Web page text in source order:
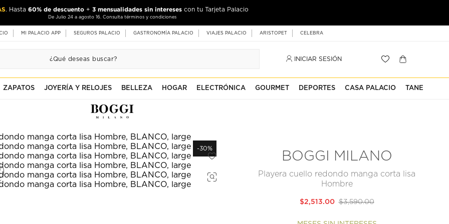
. Hasta 60% de descuento + 3 mensualidades sin intereses con tu Tarjeta Palacio
De Julio 24 a agosto 16. Consulta términos y condiciones
MI PALACIO APP SEGUROS PALACIO GASTRONOMÍA PALACIO VIAJES PALACIO ARISTOPET CELEBRA
INICIAR SESIÓN
ZAPATOS JOYERÍA Y RELOJES BELLEZA HOGAR ELECTRÓNICA GOURMET DEPORTES CASA PALACIO TANE
-30%
BOGGI MILANO
Playera cuello redondo manga corta lisa
Hombre
$3,590.00
$2,513.00